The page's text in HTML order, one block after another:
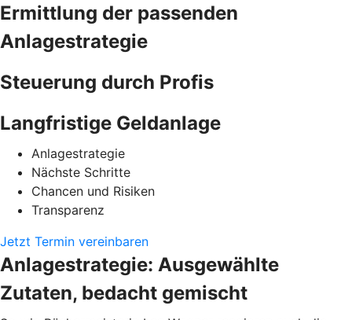
Ermittlung der passenden
Anlagestrategie
Steuerung durch Profis
Langfristige Geldanlage
Anlagestrategie
Nächste Schritte
Chancen und Risiken
Transparenz
Jetzt Termin vereinbaren
Anlagestrategie: Ausgewählte
Zutaten, bedacht gemischt